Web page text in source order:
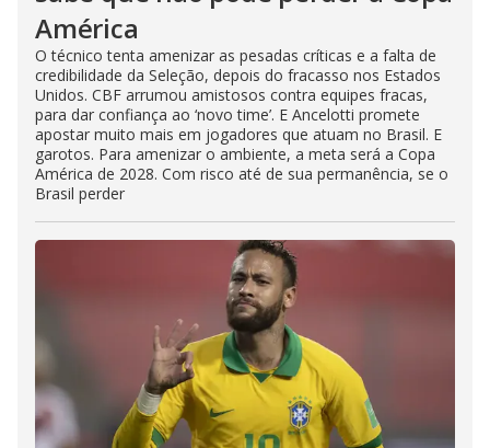
América
O técnico tenta amenizar as pesadas críticas e a falta de
credibilidade da Seleção, depois do fracasso nos Estados
Unidos. CBF arrumou amistosos contra equipes fracas,
para dar confiança ao ‘novo time’. E Ancelotti promete
apostar muito mais em jogadores que atuam no Brasil. E
garotos. Para amenizar o ambiente, a meta será a Copa
América de 2028. Com risco até de sua permanência, se o
Brasil perder